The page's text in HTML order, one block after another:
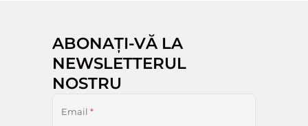
ABONAȚI-VĂ LA
NEWSLETTERUL
NOSTRU
Email *